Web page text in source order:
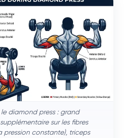
diamond press : grand
sur les fibres
pression constante), triceps